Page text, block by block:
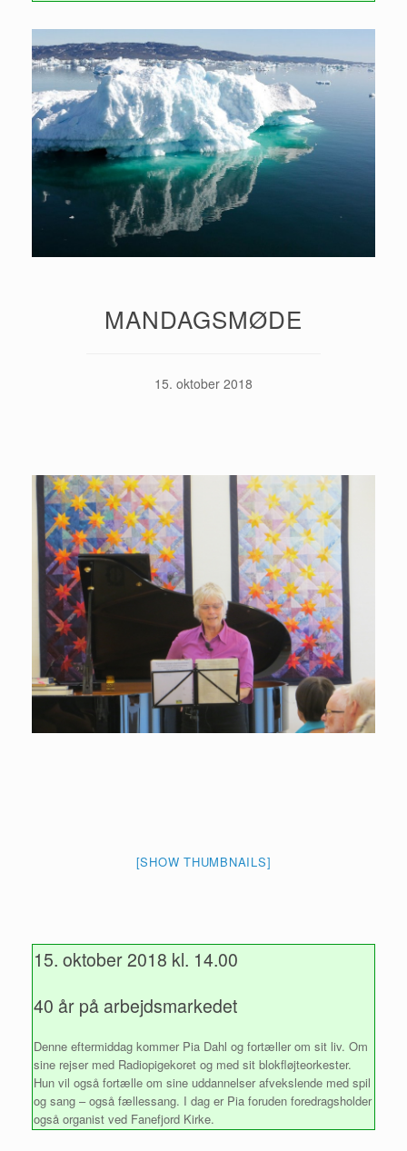
MANDAGSMØDE
15. oktober 2018
[SHOW THUMBNAILS]
15. oktober 2018 kl. 14.00
40 år på arbejdsmarkedet
Denne eftermiddag kommer Pia Dahl og fortæller om sit liv. Om
sine rejser med Radiopigekoret og med sit blokfløjteorkester.
Hun vil også fortælle om sine uddannelser afvekslende med spil
og sang – også fællessang. I dag er Pia foruden foredragsholder
også organist ved Fanefjord Kirke.